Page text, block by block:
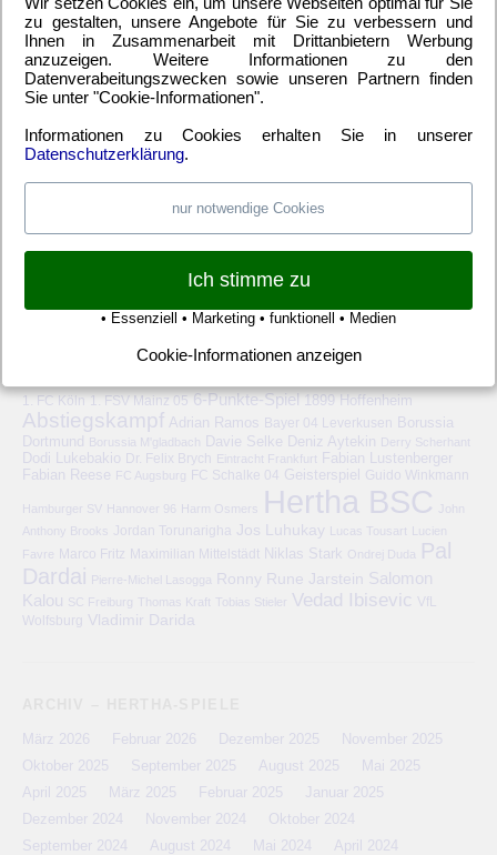
Relegationsspiel(4) Schiedsrichter(21) Transfers(7)
UEFA Europa League(22) UEFA-Cup (12)
META
Eintrags-Feed
HERTHA BSC – SCHLAGWORTE
1. FC Köln 1. FSV Mainz 05 6-Punkte-Spiel 1899 Hoffenheim
Abstiegskampf Adrian Ramos Bayer 04 Leverkusen
Borussia
Dortmund
Borussia M'gladbach Davie Selke Deniz Aytekin Derry Scherhant
Dodi Lukebakio Dr. Felix Brych Eintracht Frankfurt Fabian Lustenberger
Fabian Reese FC Augsburg FC Schalke 04 Geisterspiel Guido Winkmann
Hamburger SV Hannover 96 Harm Osmers Hertha BSC
John
Anthony Brooks
Jordan Torunarigha Jos Luhukay Lucas Tousart Lucien
Favre
Marco Fritz Maximilian Mittelstädt Niklas Stark Ondrej Duda Pal
Dardai Pierre-Michel Lasogga Ronny Rune Jarstein Salomon
Kalou SC Freiburg Thomas Kraft Tobias Stieler Vedad Ibisevic
VfL
Wolfsburg
Vladimir Darida
März 2026 Februar 2026 Dezember 2025
November 2025
Oktober 2025
September 2025 August 2025
Mai 2025
April 2025
März 2025 Februar 2025
Januar 2025
Dezember 2024
November 2024
Oktober 2024
September 2024
August 2024 Mai 2024
April 2024
zu gestalten, unsere Angebote für Sie zu verbessern und
Ihnen in Zusammenarbeit mit Drittanbietern Werbung
anzuzeigen. Weitere Informationen zu den
Datenverabeitungszwecken sowie unseren Partnern finden
Sie unter "Cookie-Informationen".
Informationen zu Cookies erhalten Sie in unserer
Datenschutzerklärung.
nur notwendige Cookies
Ich stimme zu
• Essenziell • Marketing • funktionell • Medien
Cookie-Informationen anzeigen